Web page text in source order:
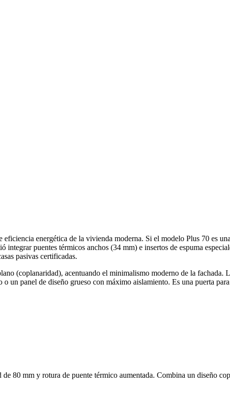
energética de la vivienda moderna. Si el modelo Plus 70 es
puentes térmicos anchos (34 mm) e insertos de espuma
pasivas certificadas.
(coplanaridad), acentuando el minimalismo moderno de la fachada.
un panel de diseño grueso con máximo aislamiento. Es una puerta
80 mm y rotura de puente térmico aumentada. Combina un diseño